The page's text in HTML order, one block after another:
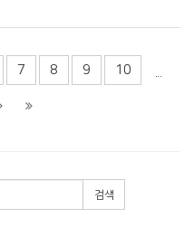
7 8 9 10
검색